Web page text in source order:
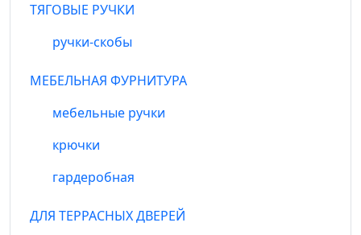
ТЯГОВЫЕ РУЧКИ
ручки-скобы
МЕБЕЛЬНАЯ ФУРНИТУРА
мебельные ручки
крючки
гардеробная
ДЛЯ ТЕРРАСНЫХ ДВЕРЕЙ